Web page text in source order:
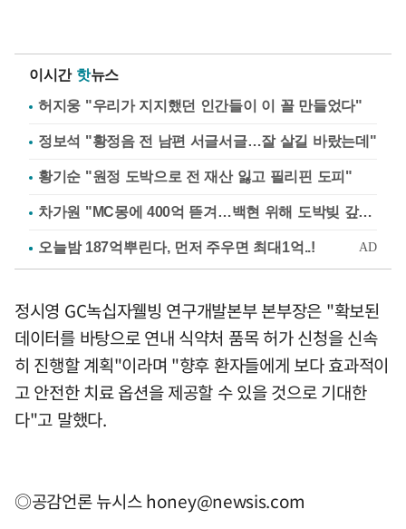
이시간 핫뉴스
허지웅 "우리가 지지했던 인간들이 이 꼴 만들었다"
정보석 "황정음 전 남편 서글서글…잘 살길 바랐는데"
황기순 "원정 도박으로 전 재산 잃고 필리핀 도피"
차가원 "MC몽에 400억 뜯겨…백현 위해 도박빚 갚아줘"
정시영 GC녹십자웰빙 연구개발본부 본부장은 "확보된
데이터를 바탕으로 연내 식약처 품목 허가 신청을 신속
히 진행할 계획"이라며 "향후 환자들에게 보다 효과적이
고 안전한 치료 옵션을 제공할 수 있을 것으로 기대한
다"고 말했다.
◎공감언론 뉴시스honey@newsis.com